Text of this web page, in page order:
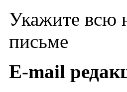
Укажите всю
письме
E-mail